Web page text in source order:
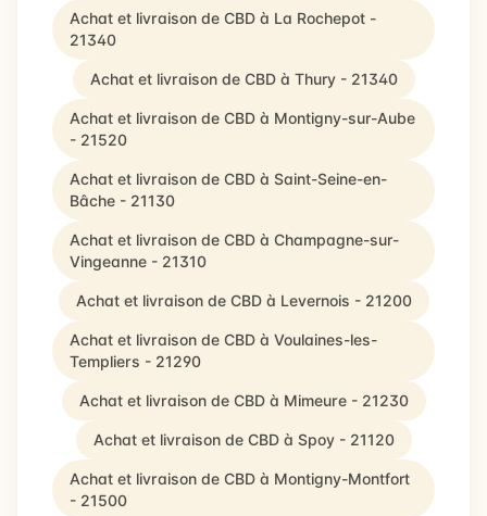
Achat et livraison de CBD à La Rochepot -
21340
Achat et livraison de CBD à Thury - 21340
Achat et livraison de CBD à Montigny-sur-Aube
- 21520
Achat et livraison de CBD à Saint-Seine-en-
Bâche - 21130
Achat et livraison de CBD à Champagne-sur-
Vingeanne - 21310
Achat et livraison de CBD à Levernois - 21200
Achat et livraison de CBD à Voulaines-les-
Templiers - 21290
Achat et livraison de CBD à Mimeure - 21230
Achat et livraison de CBD à Spoy - 21120
Achat et livraison de CBD à Montigny-Montfort
- 21500